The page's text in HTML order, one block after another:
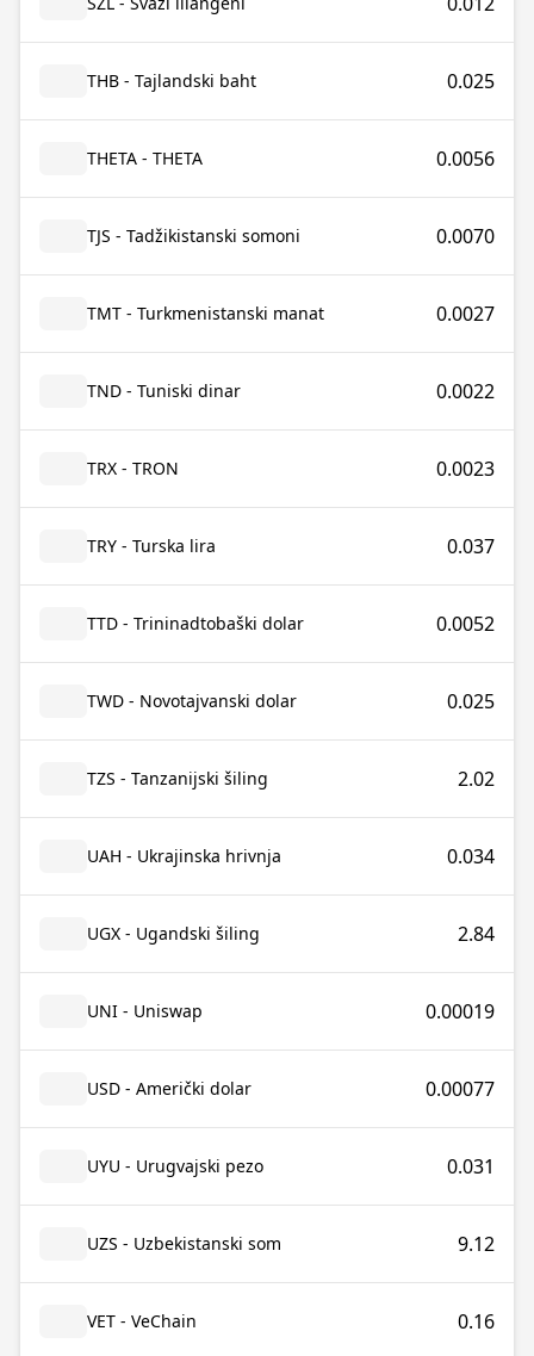
THB - Tajlandski baht 0.025
THETA - THETA 0.0056
TJS - Tadžikistanski somoni 0.0070
TMT - Turkmenistanski manat 0.0027
TND - Tuniski dinar 0.0022
TRX - TRON 0.0023
TRY - Turska lira 0.037
TTD - Trininadtobaški dolar 0.0052
TWD - Novotajvanski dolar 0.025
TZS - Tanzanijski šiling 2.02
UAH - Ukrajinska hrivnja 0.034
UGX - Ugandski šiling 2.84
UNI - Uniswap 0.00019
USD - Američki dolar 0.00077
UYU - Urugvajski pezo 0.031
UZS - Uzbekistanski som 9.12
VET - VeChain 0.16